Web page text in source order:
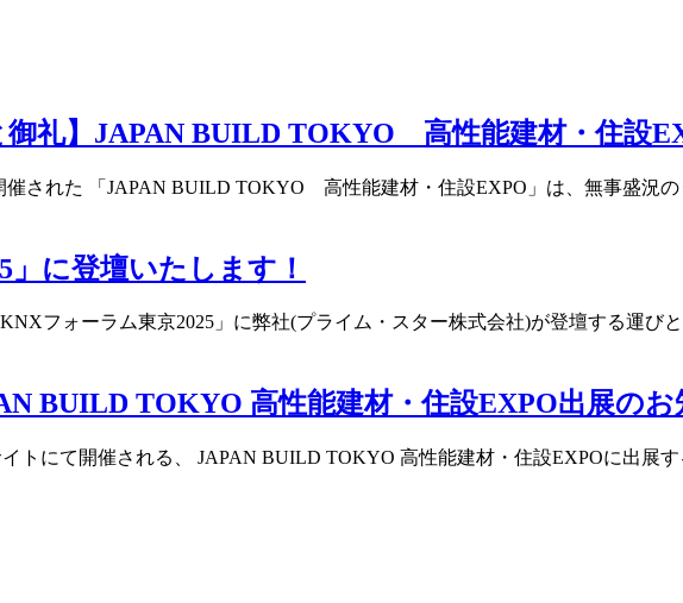
御礼】JAPAN BUILD TOKYO 高性能建材・住設
催された 「JAPAN BUILD TOKYO 高性能建材・住設EXPO」は、無事盛況
」に登壇いたします！
フォーラム東京2025」に弊社(プライム・スター株式会社)が登壇する運び
BUILD TOKYO 高性能建材・住設EXPO出展のお
トにて開催される、 JAPAN BUILD TOKYO 高性能建材・住設EXPOに出展